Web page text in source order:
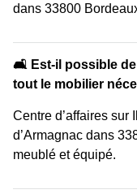
dans 33800
🛋️ Est-il possible de
tout le mobilier
Centre d’affaires sur
d’Armagnac dans
meublé et équipé.